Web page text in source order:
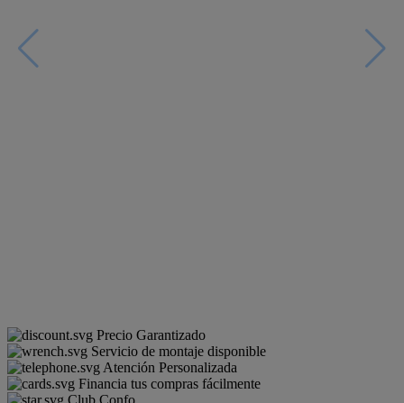
Precio Garantizado
Servicio de montaje disponible
Atención Personalizada
Financia tus compras fácilmente
Club Confo